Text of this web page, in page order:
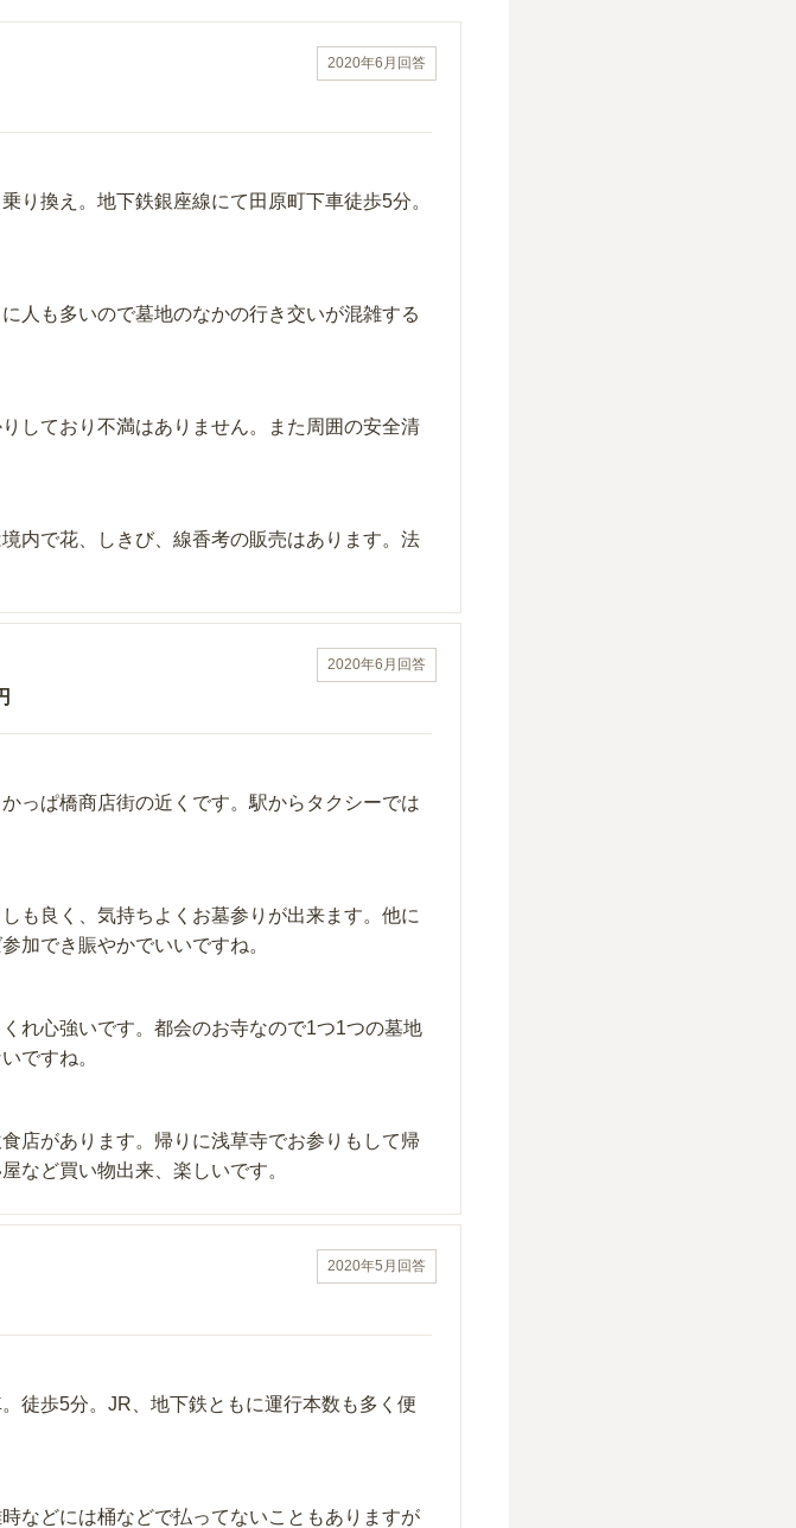
2020年6月 回答
り換え。地下鉄銀座線にて田原町下車徒歩5分。
人も多いので墓地のなかの行き交いが混雑する
しており不満はありません。また周囲の安全清
内で花、しきび、線香考の販売はあります。法
2020年6月 回答
っぱ橋商店街の近くです。駅からタクシーでは
も良く、気持ちよくお墓参りが出来ます。他に
加でき賑やかでいいですね。
れ心強いです。都会のお寺なので1つ1つの墓地
ですね。
店があります。帰りに浅草寺でお参りもして帰
など買い物出来、楽しいです。
2020年5月 回答
徒歩5分。JR、地下鉄ともに運行本数も多く便
などには桶などで払ってないこともありますが